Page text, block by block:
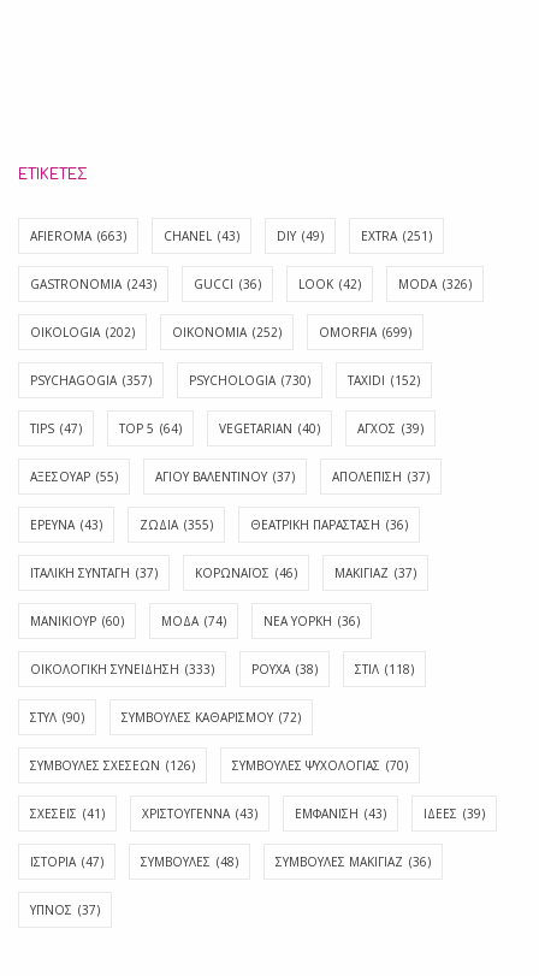
ΕΤΙΚΈΤΕΣ
AFIEROMA (663) CHANEL (43) DIY (49) EXTRA (251)
GASTRONOMIA (243) GUCCI (36) LOOK (42) MODA (326)
OIKOLOGIA (202) OIKONOMIA (252) OMORFIA (699)
PSYCHAGOGIA (357) PSYCHOLOGIA (730) TAXIDI (152)
TIPS (47) TOP 5 (64) VEGETARIAN (40) ΑΓΧΟΣ (39)
ΑΞΕΣΟΥΑΡ (55) ΑΓΊΟΥ ΒΑΛΕΝΤΊΝΟΥ (37) ΑΠΟΛΈΠΙΣΗ (37)
ΕΡΕΥΝΑ (43) ΖΩΔΙΑ (355) ΘΕΑΤΡΙΚΗ ΠΑΡΑΣΤΑΣΗ (36)
ΙΤΑΛΙΚΗ ΣΥΝΤΑΓΗ (37) ΚΟΡΩΝΑΪΟΣ (46) ΜΑΚΙΓΙΑΖ (37)
ΜΑΝΙΚΙΟΥΡ (60) ΜΟΔΑ (74) ΝΕΑ ΥΟΡΚΗ (36)
ΟΙΚΟΛΟΓΙΚΗ ΣΥΝΕΙΔΗΣΗ (333) ΡΟΥΧΑ (38) ΣΤΙΛ (118)
ΣΤΥΛ (90) ΣΥΜΒΟΥΛΕΣ ΚΑΘΑΡΙΣΜΟΥ (72)
ΣΥΜΒΟΥΛΕΣ ΣΧΕΣΕΩΝ (126) ΣΥΜΒΟΥΛΕΣ ΨΥΧΟΛΟΓΙΑΣ (70)
ΣΧΕΣΕΙΣ (41) ΧΡΙΣΤΟΥΓΕΝΝΑ (43) ΕΜΦΆΝΙΣΗ (43) ΙΔΈΕΣ (39)
ΙΣΤΟΡΊΑ (47) ΣΥΜΒΟΥΛΈΣ (48) ΣΥΜΒΟΥΛΈΣ ΜΑΚΙΓΙΆΖ (36)
ΎΠΝΟΣ (37)